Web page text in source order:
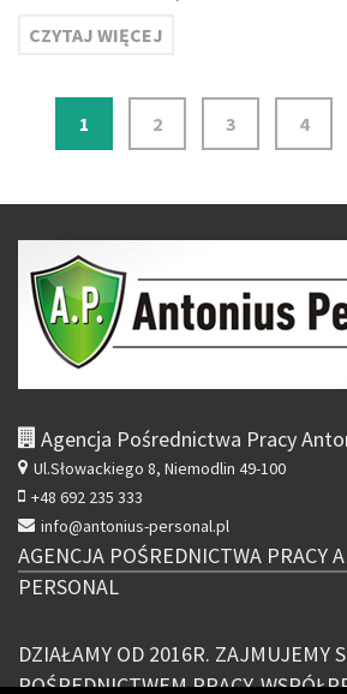
CZYTAJ WIĘCEJ
Stronicowanie
wpisów
1 2 3 4
Agencja Pośrednictwa Pracy
Ul.Słowackiego 8, Niemodlin 49-100
+48 692 235 333
info@antonius-personal.pl
AGENCJA POŚREDNICTWA PRACY
PERSONAL
DZIAŁAMY OD 2016R. ZAJMUJEMY
POŚREDNICTWEM PRACY,